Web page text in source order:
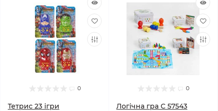
0
Тетрис 23 ігри
0
Логічна гра С 57543